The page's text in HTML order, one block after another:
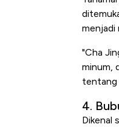
menjadi
"Cha
minum,
tentang
4.
Dikenal